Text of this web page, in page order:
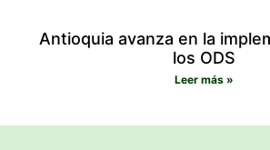
Antioquia avanza en la
los ODS
Leer más »